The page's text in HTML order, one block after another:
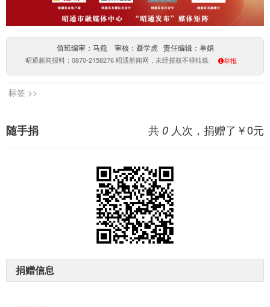
值班编审：马燕 审核：聂学虎 责任编辑：单娟
昭通新闻报料：0870-2158276 昭通新闻网，未经授权不得转载 举报
标签 >>
共 0 人次，捐赠了￥0元
随手捐
捐赠信息